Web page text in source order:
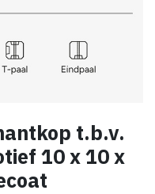
t.b.v.
10 x 10 x